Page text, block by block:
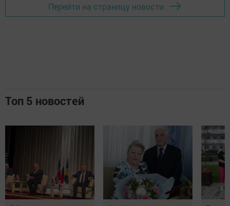
Перейти на страницу новости
Топ 5 новостей